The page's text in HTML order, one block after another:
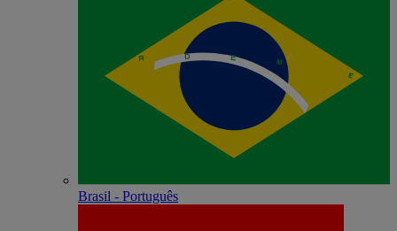
Brasil - Português